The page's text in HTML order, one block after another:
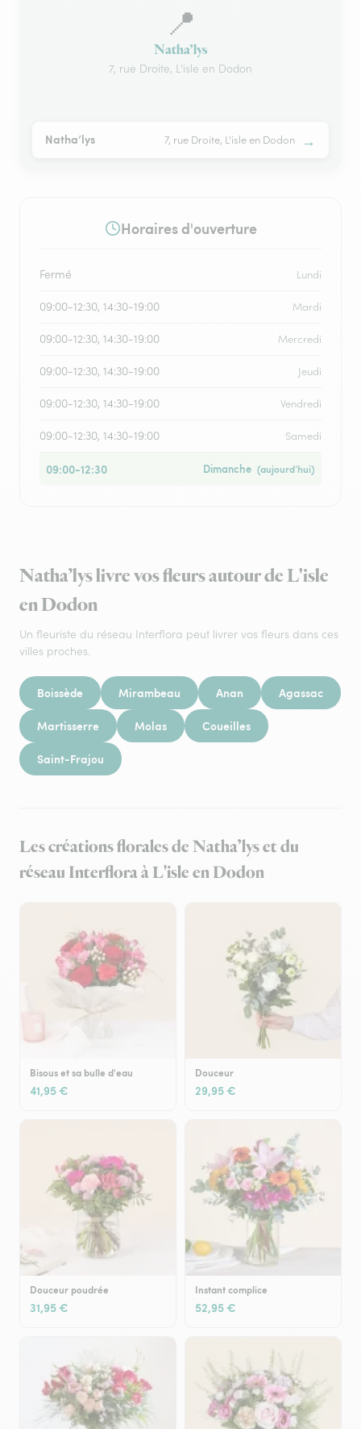
📍
Natha’lys
7, rue Droite, L'isle en Dodon
Natha’lys 7, rue Droite, L'isle en Dodon →
Horaires d'ouverture
Fermé Lundi
09:00-12:30, 14:30-19:00 Mardi
09:00-12:30, 14:30-19:00 Mercredi
09:00-12:30, 14:30-19:00 Jeudi
09:00-12:30, 14:30-19:00 Vendredi
09:00-12:30, 14:30-19:00 Samedi
09:00-12:30 Dimanche (aujourd’hui)
Natha’lys livre vos fleurs autour de L'isle
en Dodon
Un fleuriste du réseau Interflora peut livrer vos fleurs dans ces
villes proches.
Boissède Mirambeau Anan Agassac
Martisserre Molas Coueilles
Saint-Frajou
Les créations florales de Natha’lys et du
réseau Interflora à L'isle en Dodon
Bisous et sa bulle d'eau
41,95 €
Douceur
29,95 €
Douceur poudrée
31,95 €
Instant complice
52,95 €